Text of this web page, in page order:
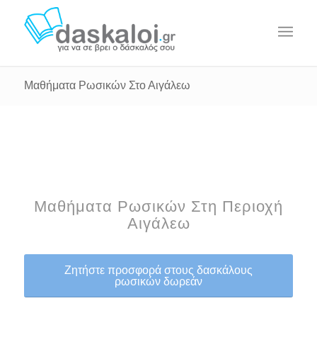
Μαθήματα Ρωσικών Στο Αιγάλεω
Μαθήματα Ρωσικών Στη Περιοχή
Αιγάλεω
Ζητήστε προσφορά στους δασκάλους
ρωσικών δωρεάν